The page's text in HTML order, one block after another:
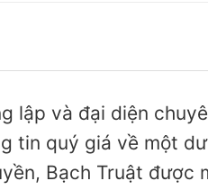
lập và đại diện
tin quý giá về một
Bạch Truật được